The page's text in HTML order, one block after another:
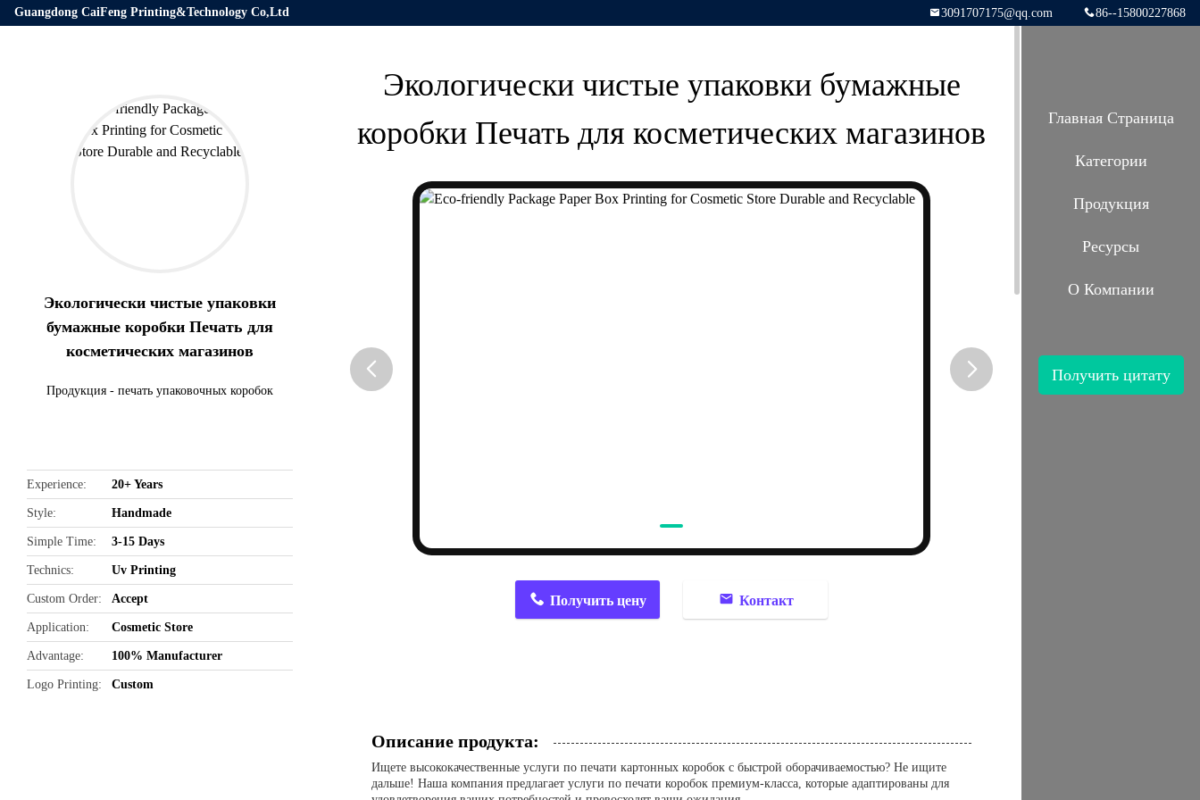
Guangdong CaiFeng Printing&Technology Co,Ltd 86--15800227868
3091707175@qq.com
Экологически чистые упаковки
бумажные коробки Печать для
косметических магазинов
Продукция - печать упаковочных коробок
Experience 20+ Years
Style Handmade
Simple Time 3-15 Days
Technics Uv Printing
Custom Order Accept
Application Cosmetic Store
Advantage 100% Manufacturer
Logo Printing Custom
Экологически чистые упаковки бумажные
коробки Печать для косметических магазинов
Получить цену Контакт
Описание продукта:
Ищете высококачественные услуги по печати картонных коробок с быстрой оборачиваемостью? Не ищите
дальше! Наша компания предлагает услуги по печати коробок премиум-класса, которые адаптированы для
Главная Страница
Категории
Продукция
Ресурсы
О Компании
Получить цитату